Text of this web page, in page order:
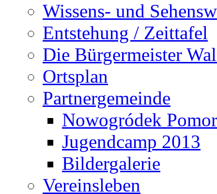
Wissens- und
Entstehung / Zeittafel
Die Bürgermeister
Ortsplan
Partnergemeinde
Nowogródek
Jugendcamp 2013
Bildergalerie
Vereinsleben